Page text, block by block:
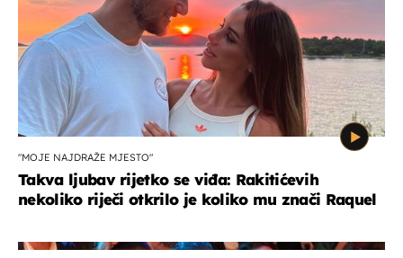
"MOJE NAJDRAŽE MJESTO"
Takva ljubav rijetko se viđa: Rakitićevih
nekoliko riječi otkrilo je koliko mu znači Raquel